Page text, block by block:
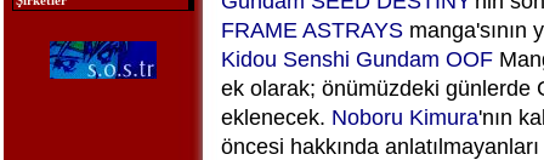
FRAME ASTRAYSmanga'sının
Kidou Senshi Gundam OOF
ek olarak; önümüzdeki günlerde
eklenecek. Noboru Kimura'nın
öncesi hakkında